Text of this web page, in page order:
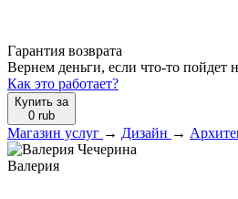
Гарантия возврата
Вернем деньги, если что-то пойдет
Как это работает?
Купить за
0 rub
Магазин услуг → Дизайн →
Валерия